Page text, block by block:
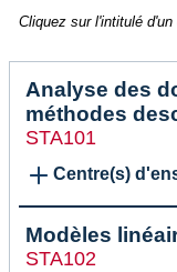
Cliquez sur l'intitulé
Analyse des
méthodes
STA101
Centre(s)
Modèles
STA102